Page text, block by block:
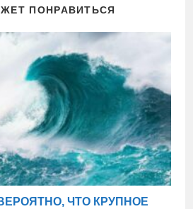
ПОНРАВИТЬСЯ
ЧТО КРУПНОЕ